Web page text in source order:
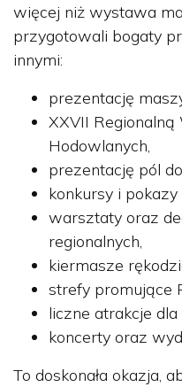
więcej niż wystawa
przygotowali bogaty
innymi:
prezentację
XXVII
Hodowlanych,
prezentację pól
konkursy i
warsztaty oraz
regionalnych,
kiermasze
strefy promujące
liczne atrakcje dla
koncerty oraz
To doskonała okazja,